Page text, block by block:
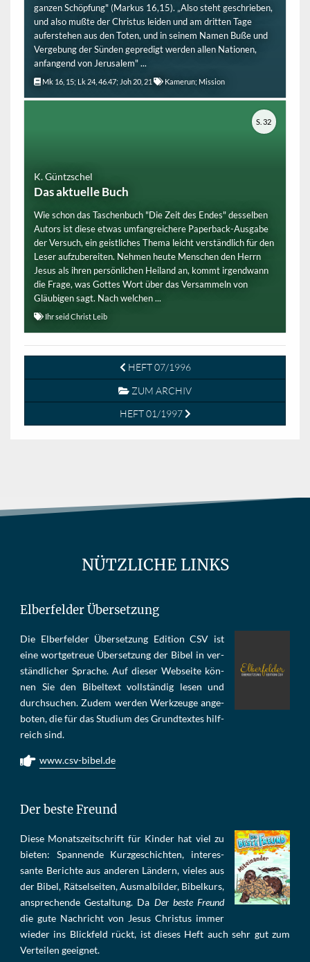
ganzen Schöpfung" (Markus 16,15). „Also steht geschrieben,
und also mußte der Christus leiden und am dritten Tage
auferstehen aus den Toten, und in seinem Namen Buße und
Vergebung der Sünden gepredigt werden allen Nationen,
anfangend von Jerusalem" ...
Mk 16, 15; Lk 24, 46.47; Joh 20, 21 Kamerun; Mission
K. Güntzschel
Das aktuelle Buch
Wie schon das Taschenbuch "Die Zeit des Endes" desselben
Autors ist diese etwas umfangreichere Paperback-Ausgabe
der Versuch, ein geistliches Thema leicht verständlich für den
Leser aufzubereiten. Nehmen heute Menschen den Herrn
Jesus als ihren persönlichen Heiland an, kommt irgendwann
die Frage, was Gottes Wort über das Versammeln von
Gläubigen sagt. Nach welchen ...
Ihr seid Christ Leib
S. 32
HEFT 07/1996
ZUM ARCHIV
HEFT 01/1997
NÜTZLICHE LINKS
Elberfelder Übersetzung
Die Elber­fel­der Über­set­zung Edi­tion CSV ist
eine wort­ge­treue Über­set­zung der Bi­bel in ver­
ständ­li­cher Spra­che. Auf die­ser Web­sei­te kön­
nen Sie den Bi­bel­text voll­stän­dig le­sen und
durch­su­chen. Zu­dem wer­den Werk­zeu­ge an­ge­
bo­ten, die für das Stu­di­um des Grund­tex­tes hilf­
reich sind.
www.csv-bibel.de
Der beste Freund
Die­se Mo­nats­zeit­schrift für Kin­der hat viel zu
bie­ten: Span­nen­de Kurz­ge­schich­ten, in­te­res­
san­te Be­rich­te aus an­de­ren Län­dern, vie­les aus
der Bi­bel, Rät­sel­sei­ten, Aus­mal­bil­der, Bi­bel­kurs,
an­sprech­ende Ge­stal­tung. Da Der beste Freund
die gu­te Nach­richt von Je­sus Chris­tus im­mer
wie­der ins Blick­feld rückt, ist die­ses Heft auch sehr gut zum
Ver­tei­len ge­eig­net.